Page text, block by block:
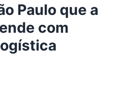
Paulo que a
com